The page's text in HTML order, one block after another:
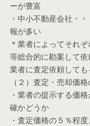
ーが豊富
・中小不動産会社・
報が多い
＊業者によってそれ
等総合的に勘案して
業者に査定依頼しても
（２）査定・売却価
・業者の提示する価
確かどうか
・査定価格の５％程